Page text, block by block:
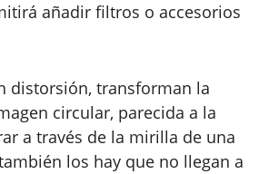
añadir filtros o accesorios
distorsión, transforman la
circular, parecida a la
a través de la mirilla de una
los hay que no llegan a